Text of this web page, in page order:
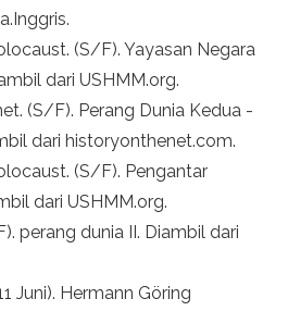
(S/F). Yayasan Negara
dari USHMM.org.
(S/F). Perang Dunia Kedua -
dari historyonthenet.com.
(S/F). Pengantar
dari USHMM.org.
perang dunia II. Diambil dari
Juni). Hermann Göring